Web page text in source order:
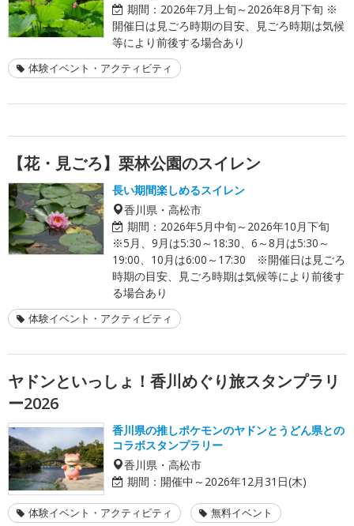
期間： 2026年7月上旬～2026年8月下旬 ※
開催日は見ごろ時期の目安、見ごろ時期は気候
等により前後する場合あり
体験イベント・アクティビティ
【花・見ごろ】栗林公園のスイレン
長い期間楽しめるスイレン
香川県・高松市
期間： 2026年5月中旬～2026年10月下旬
※5月、9月は5:30～18:30、6～8月は5:30～
19:00、10月は6:00～17:30 ※開催日は見ごろ
時期の目安、見ごろ時期は気候等により前後す
る場合あり
体験イベント・アクティビティ
ヤドンといっしょ！香川めぐり旅スタンプラリ
ー2026
香川県の推しポケモンのヤドンとうどん県との
コラボスタンプラリー
香川県・高松市
期間： 開催中～2026年12月31日(木)
体験イベント・アクティビティ 無料イベント